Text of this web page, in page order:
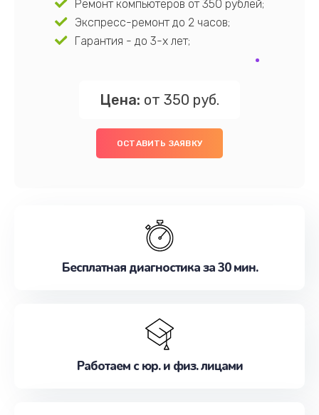
Ремонт компьютеров от 350 рублей;
Экспресс-ремонт до 2 часов;
Гарантия - до 3-х лет;
Цена: от 350 руб.
ОСТАВИТЬ ЗАЯВКУ
Бесплатная диагностика за 30 мин.
Работаем с юр. и физ. лицами